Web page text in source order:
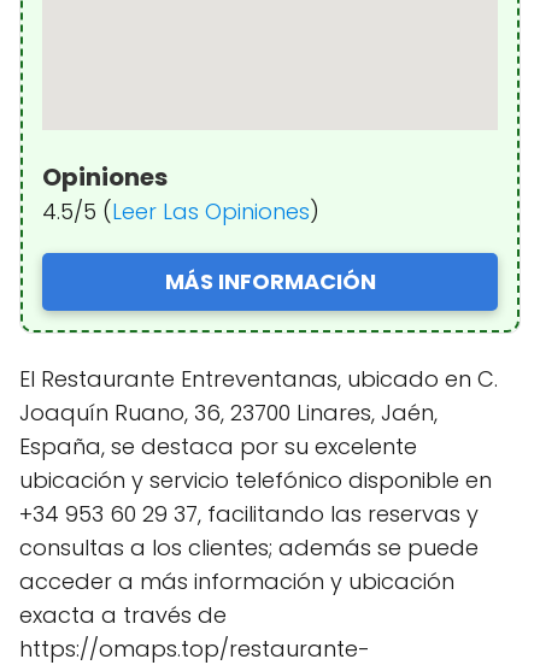
Opiniones
4.5/5 (Leer Las Opiniones)
MÁS INFORMACIÓN
El Restaurante Entreventanas, ubicado en C.
Joaquín Ruano, 36, 23700 Linares, Jaén,
España, se destaca por su excelente
ubicación y servicio telefónico disponible en
+34 953 60 29 37, facilitando las reservas y
consultas a los clientes; además se puede
acceder a más información y ubicación
exacta a través de
https://omaps.top/restaurante-